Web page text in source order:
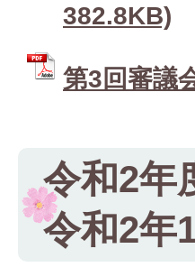
382.8KB)
第3回審議
令和2年
令和2年